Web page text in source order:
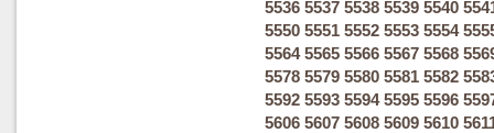
5536 5537 5538 5539 5540
5550 5551 5552 5553 5554
5564 5565 5566 5567 5568
5578 5579 5580 5581 5582
5592 5593 5594 5595 5596
5606 5607 5608 5609 5610